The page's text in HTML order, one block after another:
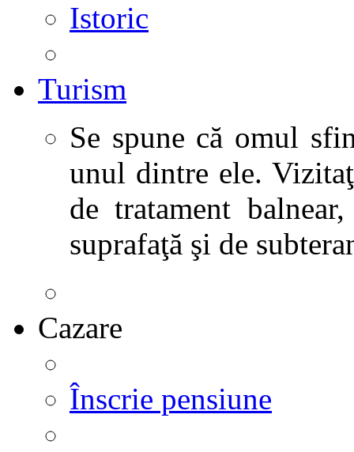
Istoric
Turism
Se spune că omul
unul dintre ele.
de tratament
suprafaţă şi de
Cazare
Înscrie pensiune